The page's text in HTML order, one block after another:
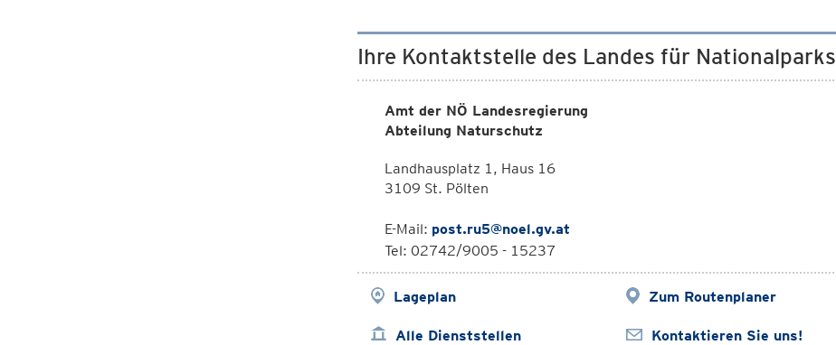
Ihre Kontaktstelle des Landes für Nationalparks
Amt der NÖ Landesregierung
Abteilung Naturschutz
Landhausplatz 1, Haus 16
3109 St. Pölten
E-Mail: post.ru5@noel.gv.at
Tel: 02742/9005 - 15237
Lageplan Zum Routenplaner
Alle Dienststellen Kontaktieren Sie uns!